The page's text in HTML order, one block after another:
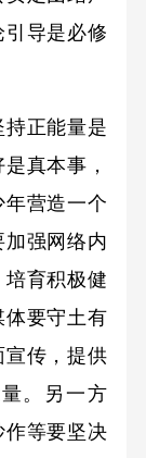
导是必修
正能量是
真本事，
营造一个
强网络内
育积极健
体要守土有
传，提供
。另一方
等要坚决